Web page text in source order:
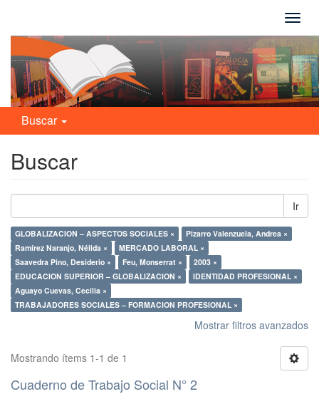
Buscar
Buscar
Ir
GLOBALIZACION – ASPECTOS SOCIALES ×
Pizarro Valenzuela, Andrea ×
Ramírez Naranjo, Nélida ×
MERCADO LABORAL ×
Saavedra Pino, Desiderio ×
Feu, Monserrat ×
2003 ×
EDUCACION SUPERIOR – GLOBALIZACION ×
IDENTIDAD PROFESIONAL ×
Aguayo Cuevas, Cecilia ×
TRABAJADORES SOCIALES – FORMACION PROFESIONAL ×
Mostrar filtros avanzados
Mostrando ítems 1-1 de 1
Cuaderno de Trabajo Social N° 2